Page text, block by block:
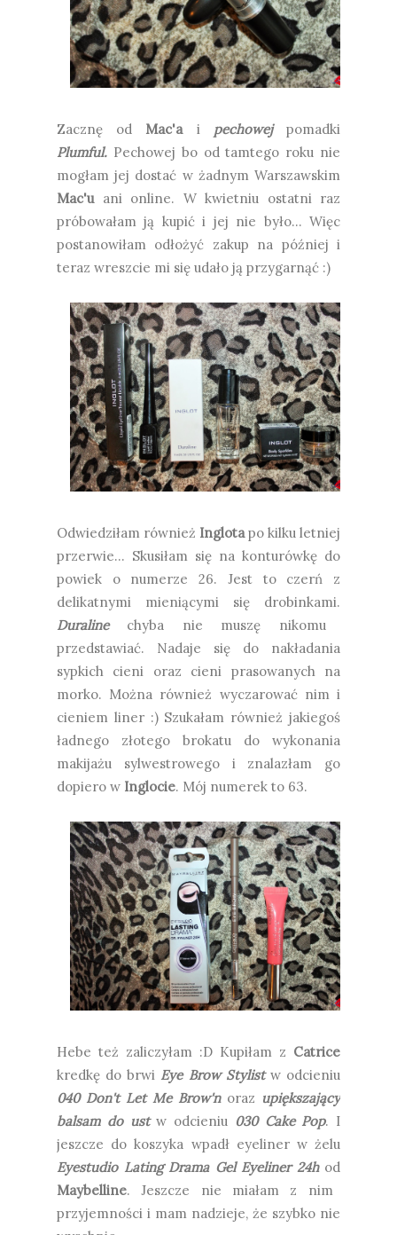
Zacznę od Mac'a i pechowejpomadki
Plumful. Pechowej bo od tamtego roku nie
mogłam jej dostać w żadnym Warszawskim
Mac'u ani online. W kwietniu ostatni raz
próbowałam ją kupić i jej nie było... Więc
postanowiłam odłożyć zakup na później i
teraz wreszcie mi się udało ją przygarnąć :)
Odwiedziłam również Inglotapo kilku letniej
przerwie... Skusiłam się na konturówkę do
powiek o numerze 26. Jest to czerń z
delikatnymi mieniącymi się drobinkami.
Duralinechyba nie muszę nikomu
przedstawiać. Nadaje się do nakładania
sypkich cieni oraz cieni prasowanych na
morko. Można również wyczarować nim i
cieniem liner :) Szukałam również jakiegoś
ładnego złotego brokatu do wykonania
makijażu sylwestrowego i znalazłam go
dopiero w Inglocie. Mój numerek to 63.
Hebe też zaliczyłam :D Kupiłam z Catrice
kredkę do brwi Eye Brow Stylistw odcieniu
040 Don't Let Me Brow'n oraz upiększający
balsam do ustw odcieniu 030 Cake Pop. I
jeszcze do koszyka wpadł eyeliner w żelu
Eyestudio Lating Drama Gel Eyeliner 24hod
Maybelline. Jeszcze nie miałam z nim
przyjemności i mam nadzieje, że szybko nie